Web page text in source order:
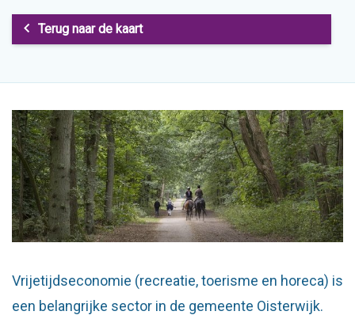
Terug naar de kaart
Vrijetijdseconomie (recreatie, toerisme en horeca) is
een belangrijke sector in de gemeente Oisterwijk.